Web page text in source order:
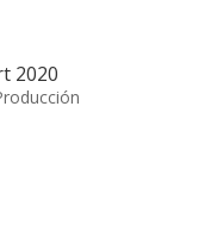
2020